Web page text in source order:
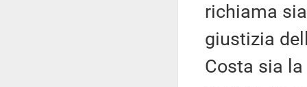
richiama
giustizia
Costa sia